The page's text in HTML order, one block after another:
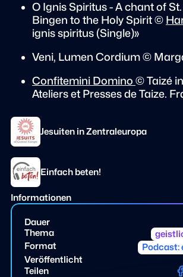
O Ignis Spiritus - A chant of
Bingen to the Holy Spirit ©
ignis spiritus (Single)»
Veni, Lumen Cordium ©
Confitemini Domino © Taizé
Ateliers et Presses de Taize.
Jesuiten in Zentraleuropa
Einfach beten!
Informationen
Dauer
Thema
Format
Podcast:
Veröffentlicht
Teilen